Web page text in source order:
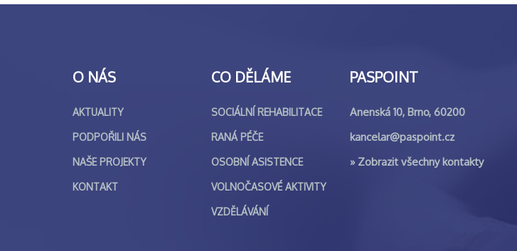
O NÁS
AKTUALITY
PODPOŘILI NÁS
NAŠE PROJEKTY
KONTAKT
CO DĚLÁME
SOCIÁLNÍ REHABILITACE
RANÁ PÉČE
OSOBNÍ ASISTENCE
VOLNOČASOVÉ AKTIVITY
VZDĚLÁVÁNÍ
PASPOINT
Anenská 10, Brno, 60200
kancelar@paspoint.cz
» Zobrazit všechny kontakty